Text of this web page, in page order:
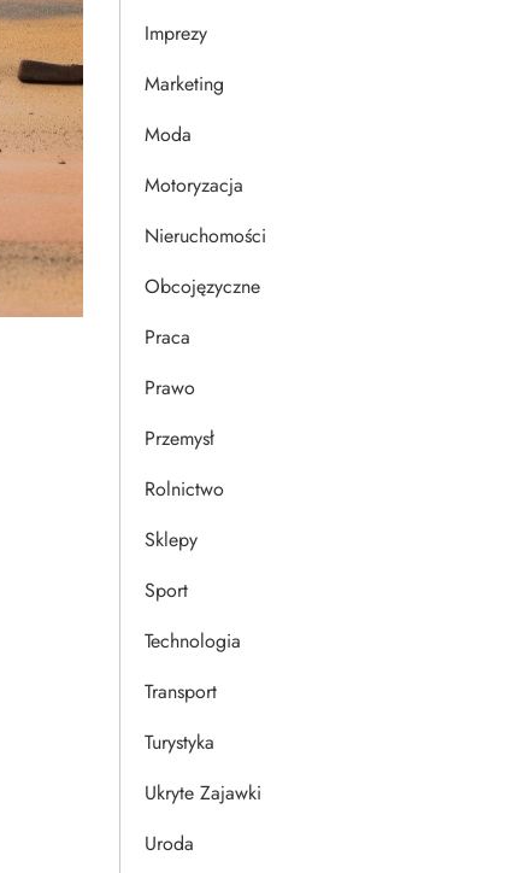
Imprezy
Marketing
Moda
Motoryzacja
Nieruchomości
Obcojęzyczne
Praca
Prawo
Przemysł
Rolnictwo
Sklepy
Sport
Technologia
Transport
Turystyka
Ukryte Zajawki
Uroda